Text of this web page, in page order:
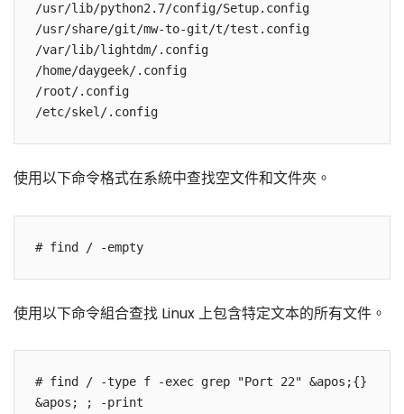
/usr/lib/python2.7/config/Setup.config
/usr/share/git/mw-to-git/t/test.config
/var/lib/lightdm/.config
/home/daygeek/.config
/root/.config
/etc/skel/.config
使用以下命令格式在系統中查找空文件和文件夾。
# find / -empty
使用以下命令組合查找 Linux 上包含特定文本的所有文件。
# find / -type f -exec grep "Port 22" &apos;{}
&apos; ; -print